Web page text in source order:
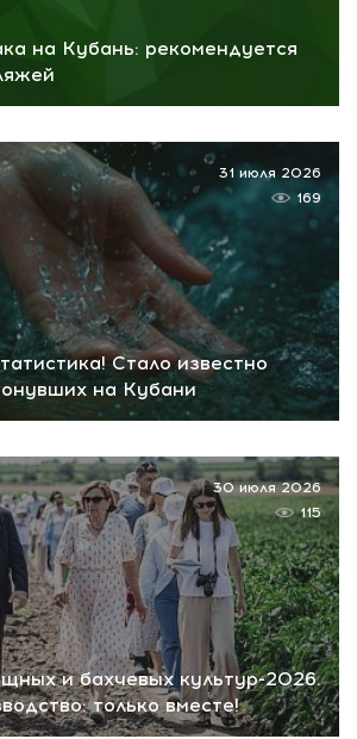
на Кубань: рекомендуется
Стало известно
на Кубани
31 июля 2026
169
и бахчевых культур-2026.
только вместе!
30 июля 2026
115